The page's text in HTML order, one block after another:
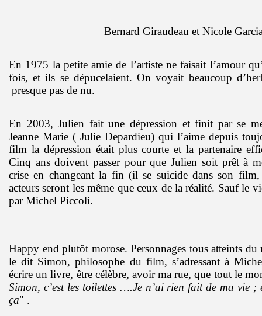
Bernard Giraudeau et Nicole
En 1975 la petite amie de l’artiste ne faisait l’amour
fois, et ils se dépucelaient. On voyait beaucoup
presque pas de nu.
En 2003, Julien fait une dépression et finit par se
Jeanne Marie ( Julie Depardieu) qui l’aime depuis
film la dépression était plus courte et la partenaire
Cinq ans doivent passer pour que Julien soit prêt à
crise en changeant la fin (il se suicide dans son
acteurs seront les même que ceux de la réalité. Sauf le
par Michel Piccoli.
Happy end plutôt morose. Personnages tous atteints
le dit Simon, philosophe du film, s’adressant à
écrire un livre, être célèbre, avoir ma rue, que tout le
Simon, c’est les toilettes ….Je n’ai rien fait de ma vie ;
ça" .